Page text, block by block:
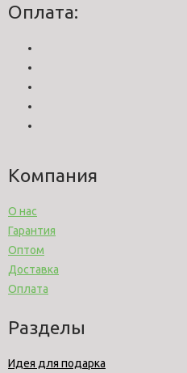
Оплата:
Компания
О нас
Гарантия
Оптом
Доставка
Оплата
Разделы
Идея для подарка